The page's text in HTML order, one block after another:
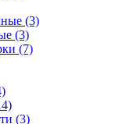
(3)
(3)
(7)
(3)